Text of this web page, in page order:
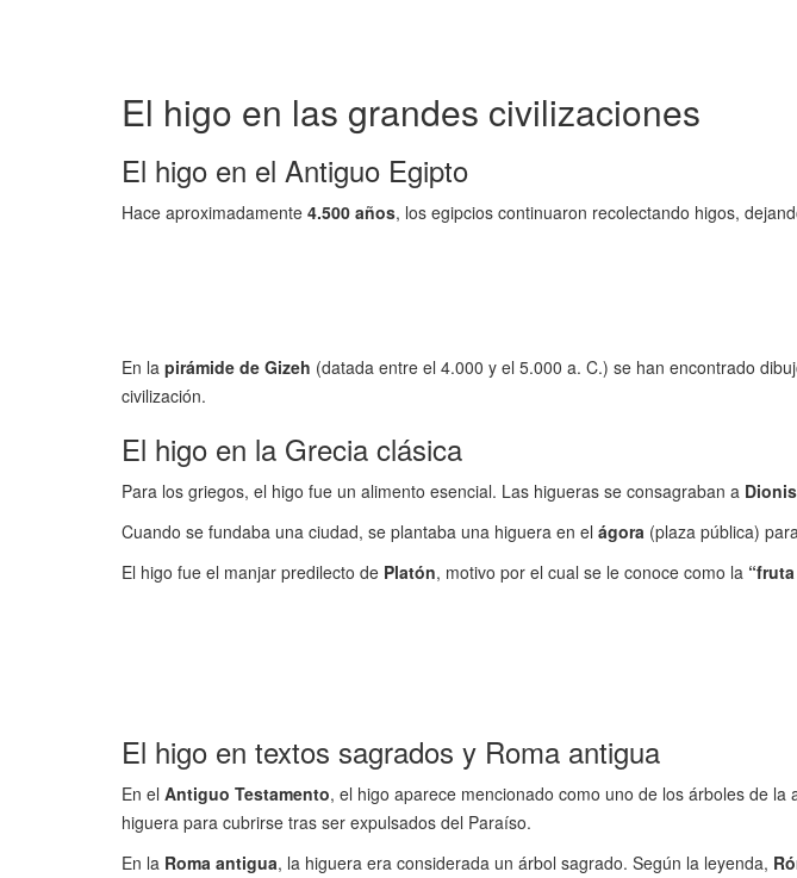
El higo en las grandes civilizaciones
El higo en el Antiguo Egipto
Hace aproximadamente 4.500 años, los egipcios continuaron recolectando higos,
En la pirámide de Gizeh (datada entre el 4.000 y el 5.000 a. C.) se han encontrado
civilización.
El higo en la Grecia clásica
Para los griegos, el higo fue un alimento esencial. Las higueras se consagraban a
Cuando se fundaba una ciudad, se plantaba una higuera en el ágora (plaza pública)
El higo fue el manjar predilecto de Platón, motivo por el cual se le conoce como la
El higo en textos sagrados y Roma antigua
En el Antiguo Testamento, el higo aparece mencionado como uno de los árboles de
higuera para cubrirse tras ser expulsados del Paraíso.
En la Roma antigua, la higuera era considerada un árbol sagrado. Según la leyenda,